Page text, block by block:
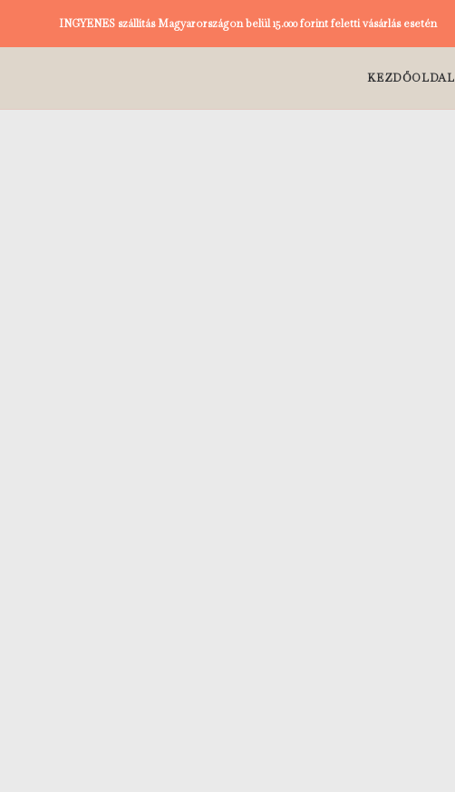
INGYENES szállítás Magyarországon belül 15.000 forint feletti vásárlás esetén
KEZDŐOLDAL